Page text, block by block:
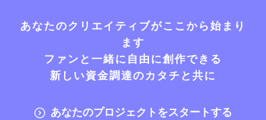
あなたのクリエイティブがここから始まり
ます
ファンと一緒に自由に創作できる
新しい資金調達のカタチと共に
あなたのプロジェクトをスタートする